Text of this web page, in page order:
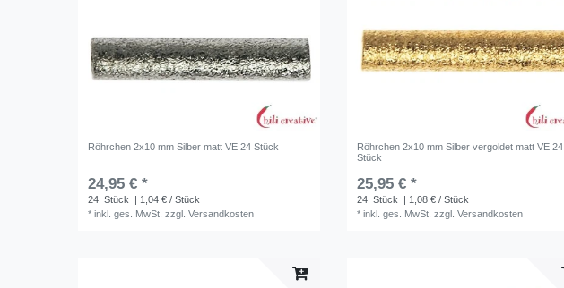
Röhrchen 2x10 mm Silber matt VE 24 Stück
24,95 € *
24 Stück
| 1,04 € / Stück
*inkl. ges. MwSt. zzgl.Versandkosten
Röhrchen 2x10 mm Silber vergoldet matt VE 24
Stück
25,95 € *
24 Stück
| 1,08 € / Stück
*inkl. ges. MwSt. zzgl.Versandkosten